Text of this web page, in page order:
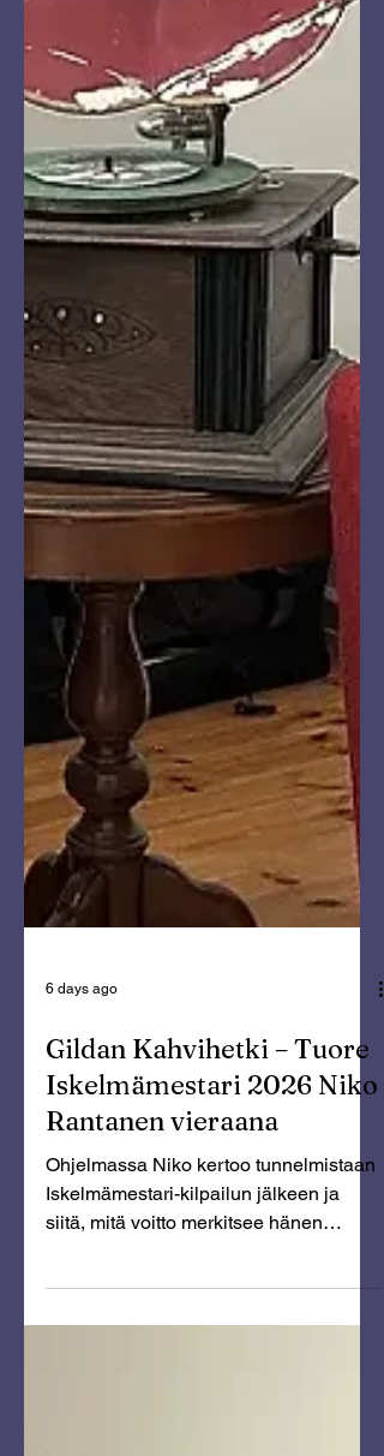
6 days ago
Gildan Kahvihetki – Tuore
Rantanen vieraana
Ohjelmassa Niko kertoo tunnelmistaan